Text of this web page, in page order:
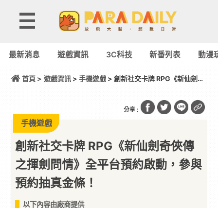
最新消息 遊戲資訊 3C科技 新番列表 動漫
首頁 > 遊戲資訊> 手機遊戲> 創新社交卡牌 RPG《新仙劍奇
分享 :
手機遊戲
創新社交卡牌 RPG《新仙劍奇俠傳
之揮劍問情》全平台預約啟動，參與
預約抽真金條！
以下內容由廠商提供